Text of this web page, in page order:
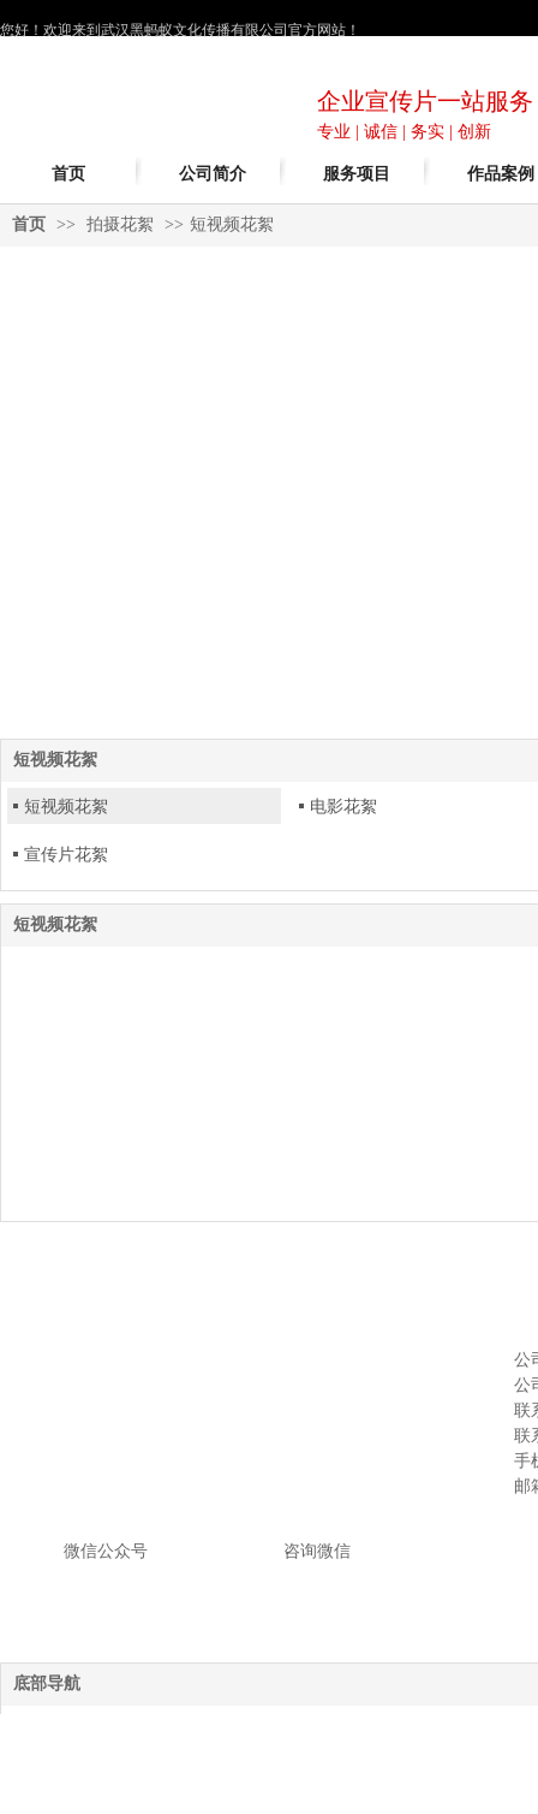
企业宣传片一站服务
专业 | 诚信 | 务实 | 创新
您好！欢迎来到武汉黑蚂蚁文化传播有限公司官方网站！
首页 公司简介 服务项目 作品案例
首页 >> 拍摄花絮 >> 短视频花絮
短视频花絮
短视频花絮 电影花絮
宣传片花絮
短视频花絮
底部导航
微信公众号 咨询微信
公
公
联
联
手
邮